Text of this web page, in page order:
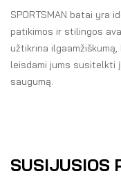
SPORTSMAN batai yra
patikimos ir stilingos
užtikrina
leisdami jums susitelkti
saugumą.
SUSIJUSIOS